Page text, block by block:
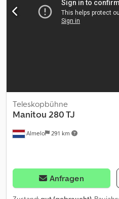
Almelo 291 km
Teleskopbühne
Manitou 280 TJ
Anfragen